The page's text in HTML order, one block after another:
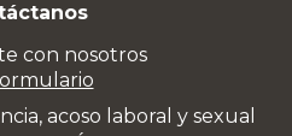
con nosotros
acoso laboral y sexual